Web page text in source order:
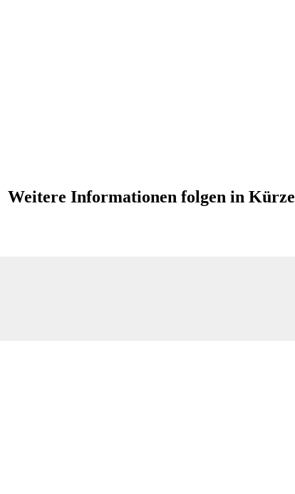
Weitere Informationen folgen in Kürze